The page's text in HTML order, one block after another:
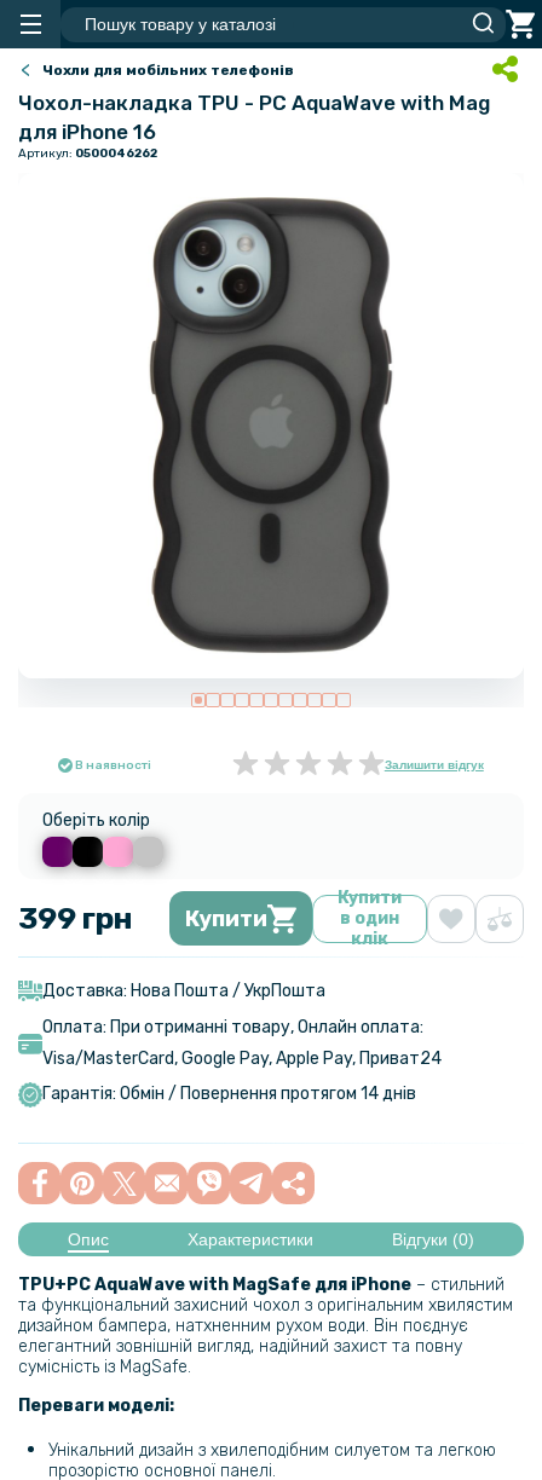
Чохли для мобільних телефонів
Чохол-накладка TPU - PC AquaWave with Mag
для iPhone 16
Артикул: 0500046262
В наявності Залишити відгук
Оберіть колір
399 грн Купити
Купити
в один
клік
Доставка: Нова Пошта / УкрПошта
Оплата: При отриманні товару, Онлайн оплата:
Visa/MasterСard, Google Pay, Apple Pay, Приват24
Гарантія: Обмін / Повернення протягом 14 днів
Опис Характеристики Відгуки (0)
TPU+PC AquaWave with MagSafe для iPhone – стильний
та функціональний захисний чохол з оригінальним хвилястим
дизайном бампера, натхненним рухом води. Він поєднує
елегантний зовнішній вигляд, надійний захист та повну
сумісність із MagSafe.
Переваги моделі:
Унікальний дизайн з хвилеподібним силуетом та легкою
прозорістю основної панелі.